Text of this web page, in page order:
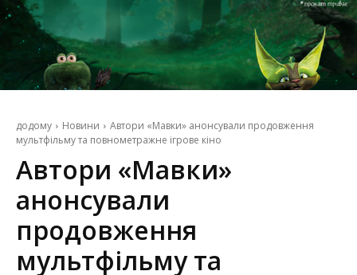
додому Новини
Автори «Мавки» анонсували продовження
мультфільму та повнометражне ігрове кіно
Автори «Мавки»
анонсували
продовження
мультфільму та